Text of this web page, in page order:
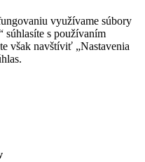
využívame súbory
s používaním
však navštíviť „Nastavenia